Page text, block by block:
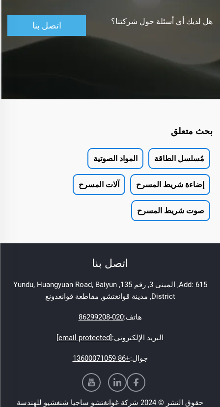
هل لديك أي أسئلة حول شركتنا؟ اتصل بنا
بحث متعلق
مُسلسل الطاقة المواد الصوتية
إضاءة شريط المسرح آلات المسرح
صوت شريط المسرح
اتصل بنا
Add: 615, المبنى 3, رقم 135, Yundu, Huangyuan Road, Baiyun
District, مدينة قوانغتشو, مقاطعة قوانغدونغ
هاتف:020-86299208
البريد الإلكتروني:[email protected]
جوال:+86 13600071059
حقوق النشر © 2024 شركة غوانغتشو ساجيا شنغشيو للهندسة